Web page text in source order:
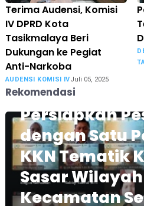
Terima Audensi, Komisi
IV DPRD Kota
Tasikmalaya Beri
Dukungan ke Pegiat
Anti-Narkoba
AUDENSI KOMISI IVJuli 05, 2025
Rekomendasi
Persiapkan
dengan Satu
KKN Tematik
Sasar Wilayah
Kecamatan